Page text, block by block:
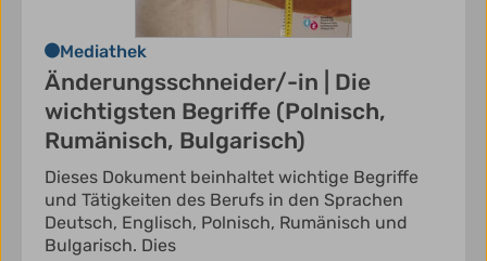
Mediathek
Änderungsschneider/-in | Die
wichtigsten Begriffe (Polnisch,
Rumänisch, Bulgarisch)
Dieses Dokument beinhaltet wichtige Begriffe
und Tätigkeiten des Berufs in den Sprachen
Deutsch, Englisch, Polnisch, Rumänisch und
Bulgarisch. Dies